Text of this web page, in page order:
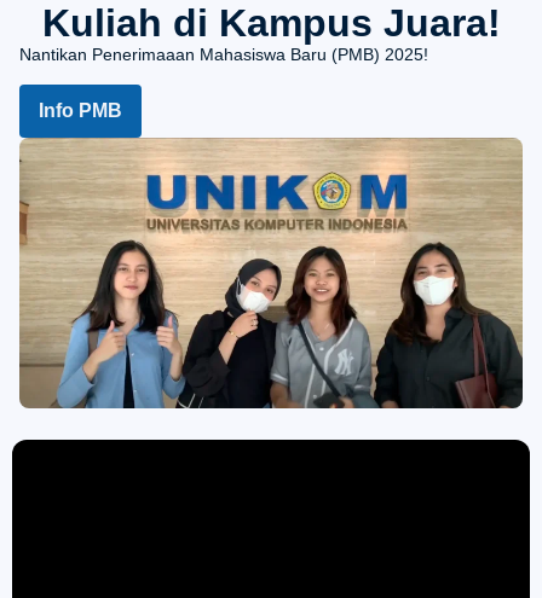
Kuliah di Kampus Juara!
Nantikan Penerimaaan Mahasiswa Baru (PMB) 2025!
Info PMB